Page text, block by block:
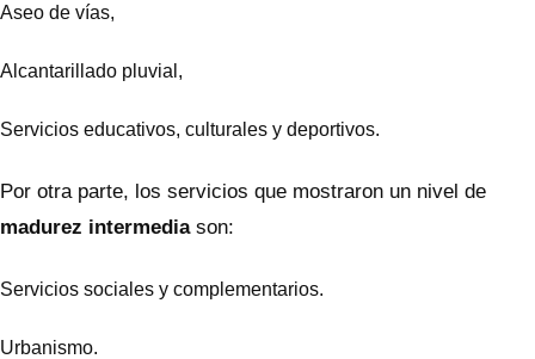
Aseo de vías,
Alcantarillado pluvial,
Servicios educativos, culturales y deportivos.
Por otra parte, los servicios que mostraron un nivel de
madurez intermediason:
Servicios sociales y complementarios.
Urbanismo.